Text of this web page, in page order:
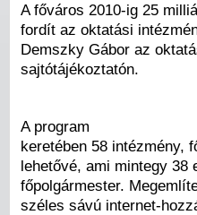
A főváros 2010-ig 25
fordít az oktatási
Demszky Gábor az
sajtótájékoztatón.
A program
keretében 58 intézmény,
lehetővé, ami mintegy 38
főpolgármester.
széles sávú internet-